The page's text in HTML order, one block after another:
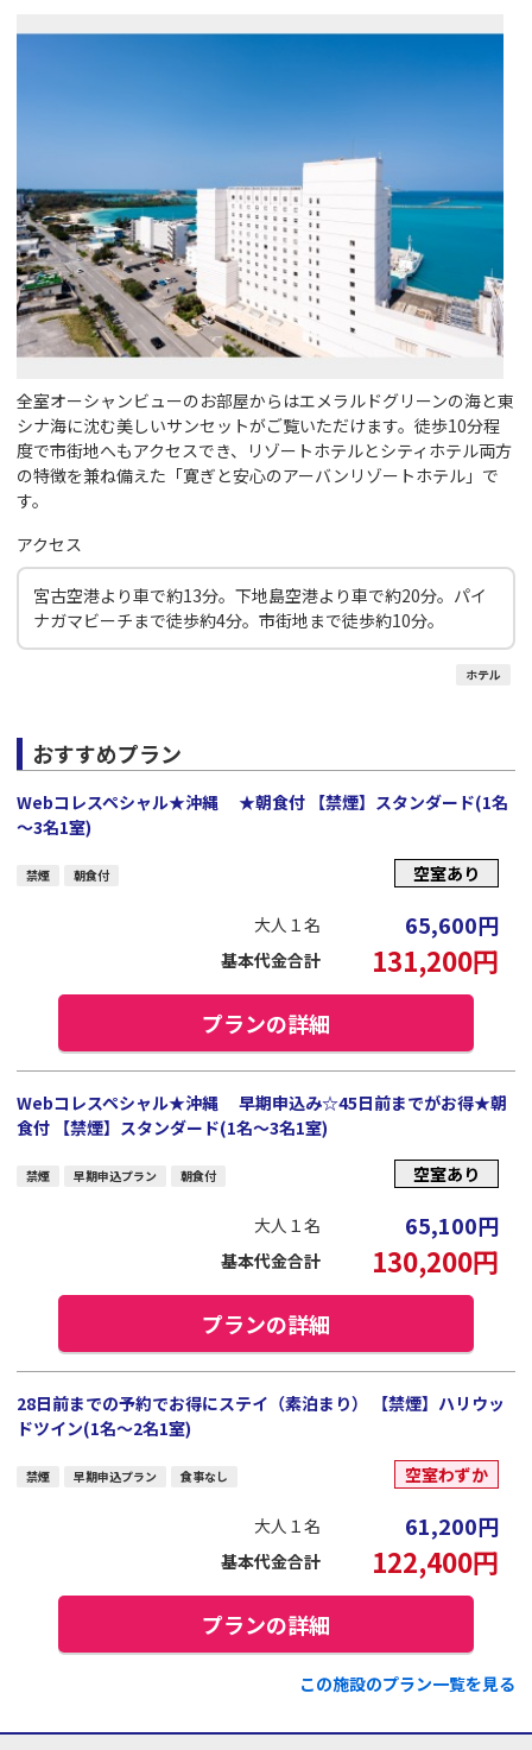
全室オーシャンビューのお部屋からはエメラルドグリーンの海と東
シナ海に沈む美しいサンセットがご覧いただけます。徒歩10分程
度で市街地へもアクセスでき、リゾートホテルとシティホテル両方
の特徴を兼ね備えた「寛ぎと安心のアーバンリゾートホテル」で
す。
アクセス
宮古空港より車で約13分。下地島空港より車で約20分。パイ
ナガマビーチまで徒歩約4分。市街地まで徒歩約10分。
ホテル
おすすめプラン
Webコレスペシャル★沖縄 ★朝食付 【禁煙】スタンダード(1名
～3名1室)
禁煙 朝食付 空室あり
大人１名 65,600円
基本代金合計 131,200円
プランの詳細
Webコレスペシャル★沖縄 早期申込み☆45日前までがお得★朝
食付 【禁煙】スタンダード(1名～3名1室)
禁煙 早期申込プラン 朝食付 空室あり
大人１名 65,100円
基本代金合計 130,200円
プランの詳細
28日前までの予約でお得にステイ（素泊まり） 【禁煙】ハリウッ
ドツイン(1名～2名1室)
禁煙 早期申込プラン 食事なし 空室わずか
大人１名 61,200円
基本代金合計 122,400円
プランの詳細
この施設のプラン一覧を見る